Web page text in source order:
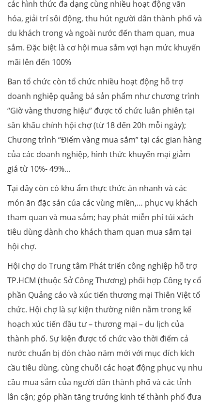
các hình thức đa dạng cùng nhiều hoạt động văn
hóa, giải trí sôi động, thu hút người dân thành phố và
du khách trong và ngoài nước đến tham quan, mua
sắm. Đặc biệt là cơ hội mua sắm vợi hạn mức khuyến
mãi lên đến 100%
Ban tổ chức còn tổ chức nhiều hoạt động hỗ trợ
doanh nghiệp quảng bá sản phẩm như chương trình
“Giờ vàng thương hiệu” được tổ chức luân phiên tại
sân khấu chính hội chợ (từ 18 đến 20h mỗi ngày);
Chương trình “Điểm vàng mua sắm” tại các gian hàng
của các doanh nghiệp, hình thức khuyến mại giảm
giá từ 10%- 49%...
Tại đây còn có khu ẩm thực thức ăn nhanh và các
món ăn đặc sản của các vùng miền,… phục vụ khách
tham quan và mua sắm; hay phát miễn phí túi xách
tiêu dùng dành cho khách tham quan mua sắm tại
hội chợ.
Hội chợ do Trung tâm Phát triển công nghiệp hỗ trợ
TP.HCM (thuộc Sở Công Thương) phối hợp Công ty cổ
phần Quảng cáo và xúc tiến thương mại Thiên Việt tổ
chức. Hội chợ là sự kiện thường niên nằm trong kế
hoạch xúc tiến đầu tư – thương mại – du lịch của
thành phố. Sự kiện được tổ chức vào thời điểm cả
nước chuẩn bị đón chào năm mới với mục đích kích
cầu tiêu dùng, cùng chuỗi các hoạt động phục vụ nhu
cầu mua sắm của người dân thành phố và các tỉnh
lân cận; góp phần tăng trưởng kinh tế thành phố đưa